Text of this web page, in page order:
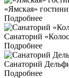
«Ямская»
Подробнее
Санаторий
Подробнее
Санаторий
Подробнее